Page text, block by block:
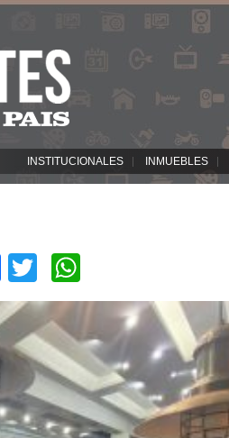
INSTITUCIONALES INMUEBLES
Facebook
Twitter